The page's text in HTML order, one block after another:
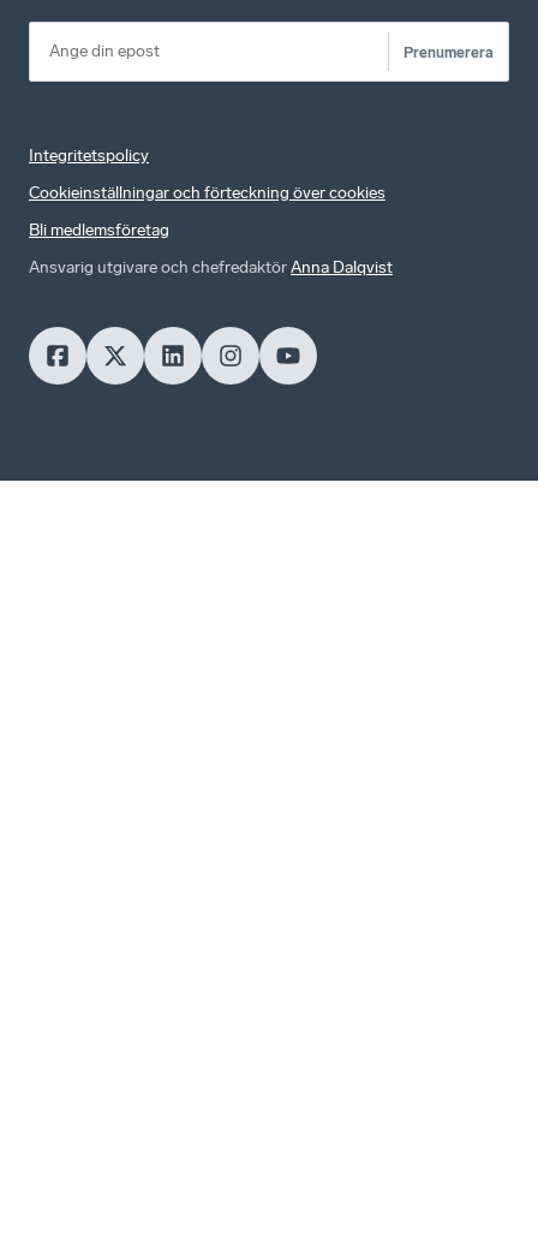
Prenumerera
Integritetspolicy
Cookieinställningar och förteckning över cookies
Bli medlemsföretag
Ansvarig utgivare och chefredaktörAnna Dalqvist